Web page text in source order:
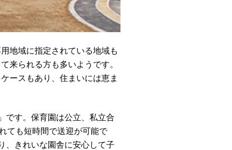
地域に指定されている地域も
来られる方も多いようです。
ースもあり、住まいには恵ま
です。保育園は公立、私立合
ても短時間で送迎が可能で
、きれいな園舎に安心して子